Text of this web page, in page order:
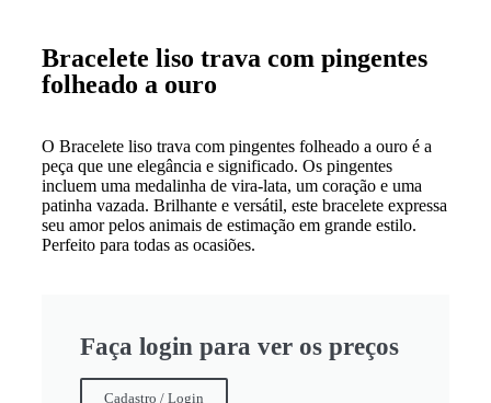
Bracelete liso trava com pingentes
folheado a ouro
O Bracelete liso trava com pingentes folheado a ouro é a
peça que une elegância e significado. Os pingentes
incluem uma medalinha de vira-lata, um coração e uma
patinha vazada. Brilhante e versátil, este bracelete expressa
seu amor pelos animais de estimação em grande estilo.
Perfeito para todas as ocasiões.
Faça login para ver os preços
Cadastro / Login